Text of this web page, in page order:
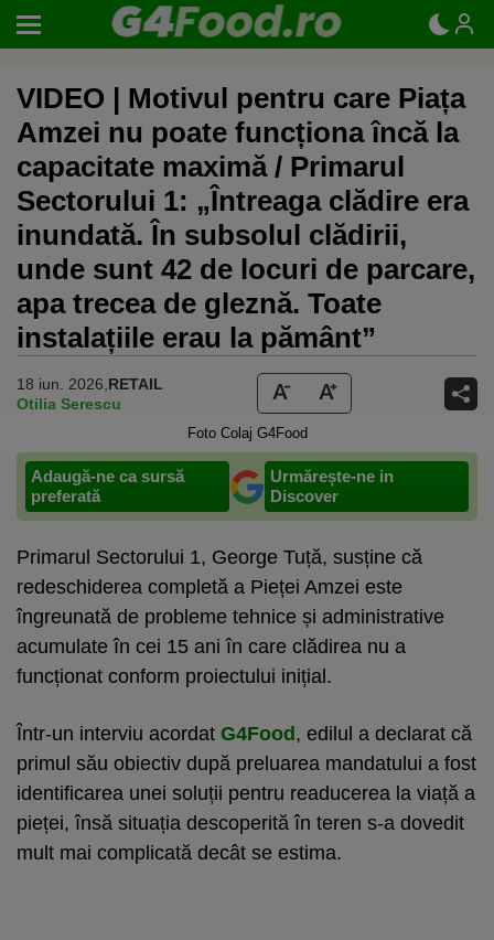
VIDEO | Motivul pentru care Piața
Amzei nu poate funcționa încă la
capacitate maximă / Primarul
Sectorului 1: „Întreaga clădire era
inundată. În subsolul clădirii,
unde sunt 42 de locuri de parcare,
apa trecea de gleznă. Toate
instalațiile erau la pământ”
18 iun. 2026, RETAIL
Otilia Serescu
Foto Colaj G4Food
Adaugă-ne ca sursă
preferată
Urmărește-ne in
Discover
Primarul Sectorului 1, George Tuță, susține că
redeschiderea completă a Pieței Amzei este
îngreunată de probleme tehnice și administrative
acumulate în cei 15 ani în care clădirea nu a
funcționat conform proiectului inițial.
Într-un interviu acordat G4Food , edilul a declarat că
primul său obiectiv după preluarea mandatului a fost
identificarea unei soluții pentru readucerea la viață a
pieței, însă situația descoperită în teren s-a dovedit
mult mai complicată decât se estima.